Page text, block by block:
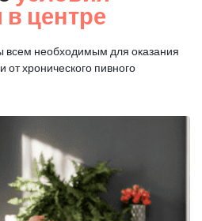
центре
всем необходимым для оказания
от хронического пивного